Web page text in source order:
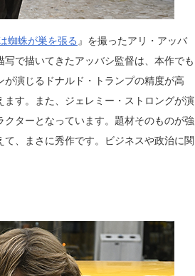
蜘蛛が巣を張る 』を撮ったアリ・アッバ
で描いてきたアッバシ監督は、本作でも
演じるドナルド・トランプの精度が高
す。また、ジェレミー・ストロングが演
ターとなっています。題材そのものが強
、まさに秀作です。ビジネスや政治に関